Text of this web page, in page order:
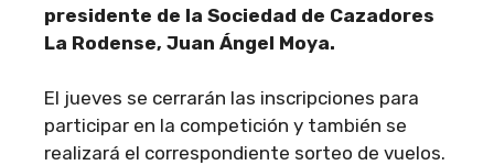
presidente de la Sociedad de Cazadores
La Rodense, Juan Ángel Moya.
El jueves se cerrarán las inscripciones para
participar en la competición y también se
realizará el correspondiente sorteo de vuelos.